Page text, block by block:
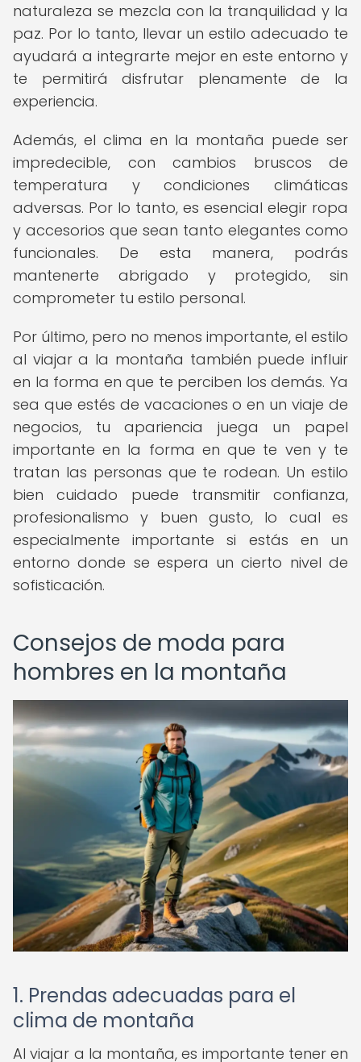
naturaleza se mezcla con la tranquilidad y la
paz. Por lo tanto, llevar un estilo adecuado te
ayudará a integrarte mejor en este entorno y
te permitirá disfrutar plenamente de la
experiencia.
Además, el clima en la montaña puede ser
impredecible, con cambios bruscos de
temperatura y condiciones climáticas
adversas. Por lo tanto, es esencial elegir ropa
y accesorios que sean tanto elegantes como
funcionales. De esta manera, podrás
mantenerte abrigado y protegido, sin
comprometer tu estilo personal.
Por último, pero no menos importante, el estilo
al viajar a la montaña también puede influir
en la forma en que te perciben los demás. Ya
sea que estés de vacaciones o en un viaje de
negocios, tu apariencia juega un papel
importante en la forma en que te ven y te
tratan las personas que te rodean. Un estilo
bien cuidado puede transmitir confianza,
profesionalismo y buen gusto, lo cual es
especialmente importante si estás en un
entorno donde se espera un cierto nivel de
sofisticación.
Consejos de moda para
hombres en la montaña
1. Prendas adecuadas para el
clima de montaña
Al viajar a la montaña, es importante tener en